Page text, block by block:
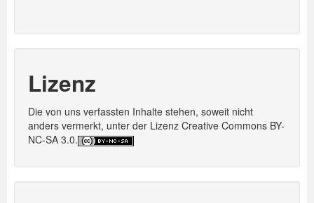
Lizenz
Die von uns verfassten Inhalte stehen, soweit nicht
anders vermerkt, unter der Lizenz Creative Commons BY-
NC-SA 3.0.